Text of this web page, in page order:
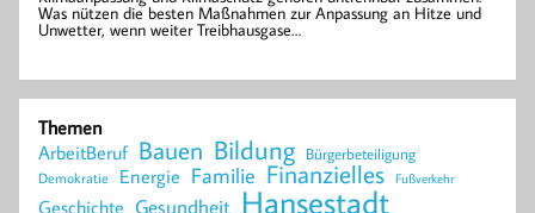
Was nützen die besten Maßnahmen zur Anpassung an Hitze und
Unwetter, wenn weiter Treibhausgase…
Themen
ArbeitBeruf Bauen Bildung Bürgerbeteiligung
Demokratie Energie Familie Finanzielles Fußverkehr
Geschichte Gesundheit Hansestadt